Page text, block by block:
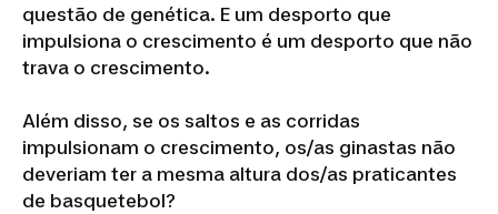
questão de genética. E um desporto que
impulsiona o crescimento é um desporto que não
trava o crescimento.
Além disso, se os saltos e as corridas
impulsionam o crescimento, os/as ginastas não
deveriam ter a mesma altura dos/as praticantes
de basquetebol?